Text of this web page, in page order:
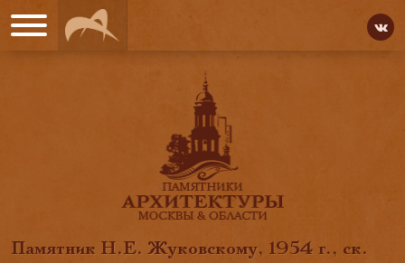
Памятник Н.Е. Жуковскому, 1954 г., ск.